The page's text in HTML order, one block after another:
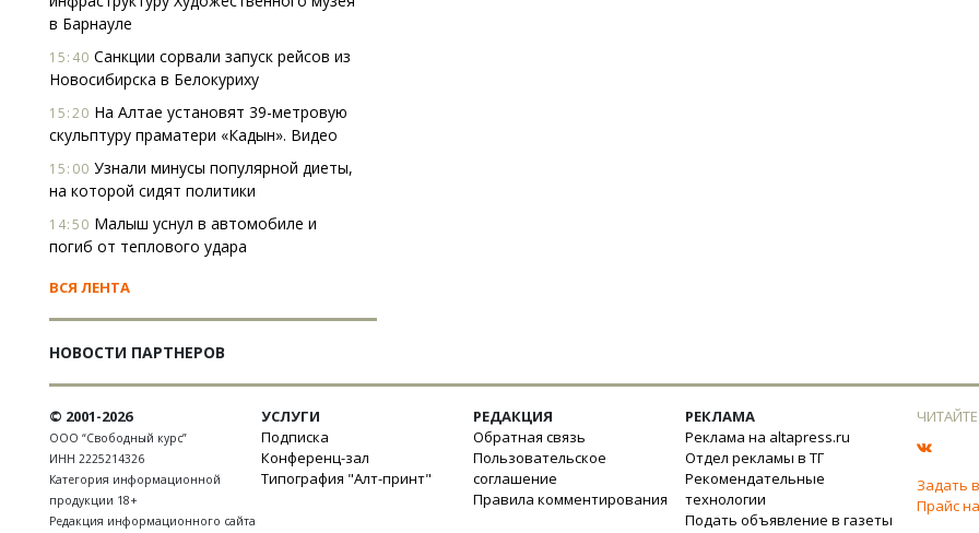
в Барнауле
15:40 Санкции сорвали запуск рейсов из
Новосибирска в Белокуриху
15:20 На Алтае установят 39-метровую
скульптуру праматери «Кадын». Видео
15:00 Узнали минусы популярной диеты,
на которой сидят политики
14:50 Малыш уснул в автомобиле и
погиб от теплового удара
ВСЯ ЛЕНТА
НОВОСТИ ПАРТНЕРОВ
© 2001-2026
ООО “Свободный курс”
ИНН 2225214326
Категория информационной
продукции 18+
Редакция информационного сайта
УСЛУГИ
Подписка
Конференц-зал
Типография "Алт-принт"
РЕДАКЦИЯ
Обратная связь
Пользовательское
соглашение
Правила комментирования
РЕКЛАМА
Реклама на altapress.ru
Отдел рекламы в ТГ
Рекомендательные
технологии
Подать объявление в газеты
Задать
Прайс